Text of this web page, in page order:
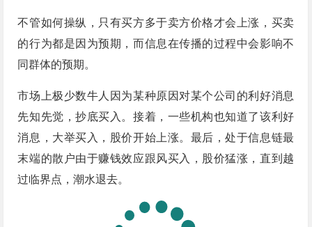
不管如何操纵，只有买方多于卖方价格才会上涨，买卖
的行为都是因为预期，而信息在传播的过程中会影响不
同群体的预期。
市场上极少数牛人因为某种原因对某个公司的利好消息
先知先觉，抄底买入。接着，一些机构也知道了该利好
消息，大举买入，股价开始上涨。最后，处于信息链最
末端的散户由于赚钱效应跟风买入，股价猛涨，直到越
过临界点，潮水退去。